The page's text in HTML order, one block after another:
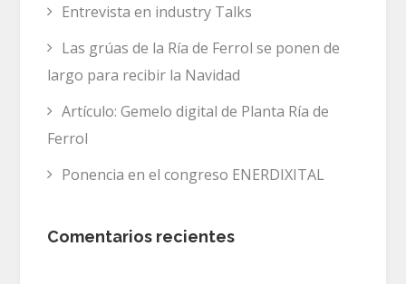
Entrevista en industry Talks
Las grúas de la Ría de Ferrol se ponen de
largo para recibir la Navidad
Artículo: Gemelo digital de Planta Ría de
Ferrol
Ponencia en el congreso ENERDIXITAL
Comentarios recientes